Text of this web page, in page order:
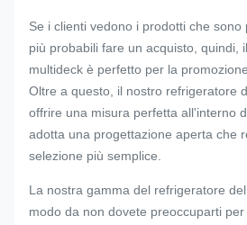
Se i clienti vedono i prodotti che
più probabili fare un acquisto, quindi,
multideck è perfetto per la
Oltre a questo, il nostro refrigeratore
offrire una misura perfetta all'interno
adotta una progettazione aperta che
selezione più semplice.
La nostra gamma del refrigeratore
modo da non dovete preoccuparti